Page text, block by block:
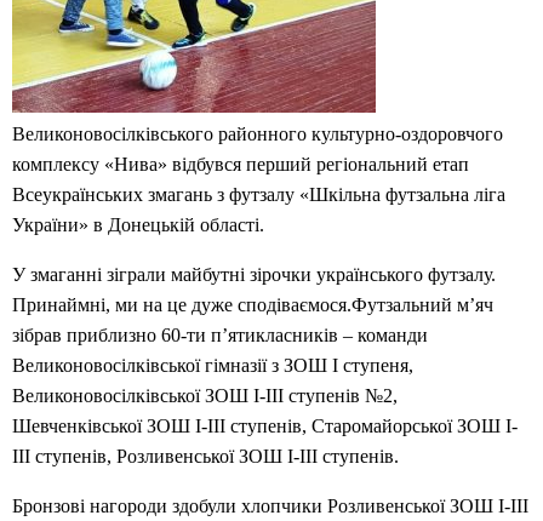
Великоновосілківського районного культурно-оздоровчого
комплексу «Нива» відбувся перший регіональний етап
Всеукраїнських змагань з футзалу «Шкільна футзальна ліга
України» в Донецькій області.
У змаганні зіграли майбутні зірочки українського футзалу.
Принаймні, ми на це дуже сподіваємося.Футзальний м’яч
зібрав приблизно 60-ти п’ятикласників – команди
Великоновосілківської гімназії з ЗОШ І ступеня,
Великоновосілківської ЗОШ І-ІІІ ступенів №2,
Шевченківської ЗОШ І-ІІІ ступенів, Старомайорської ЗОШ І-
ІІІ ступенів, Розливенської ЗОШ І-ІІІ ступенів.
Бронзові нагороди здобули хлопчики Розливенської ЗОШ І-ІІІ